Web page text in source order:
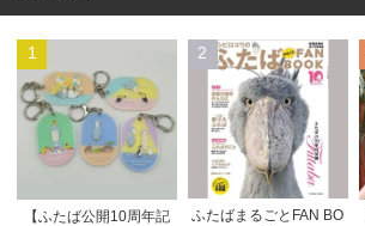
1
【ふたば公開10周年記
2
ふたばまるごとFAN BO